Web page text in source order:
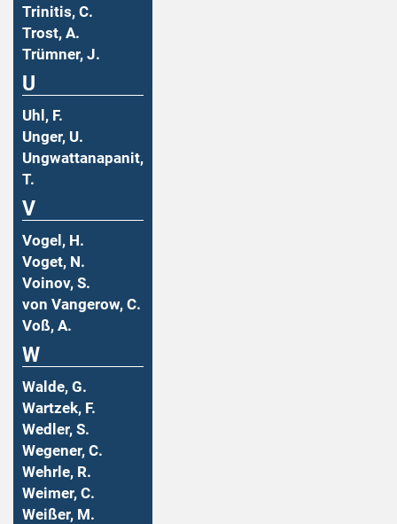
Trinitis, C.
Trost, A.
Trümner, J.
U
Uhl, F.
Unger, U.
Ungwattanapanit,
T.
V
Vogel, H.
Voget, N.
Voinov, S.
von Vangerow, C.
Voß, A.
W
Walde, G.
Wartzek, F.
Wedler, S.
Wegener, C.
Wehrle, R.
Weimer, C.
Weißer, M.